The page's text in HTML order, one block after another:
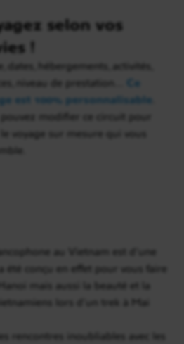
selon vos
!
dates, hébergements, activités,
niveau de prestation…
Ce
est 100% personnalisable
pouvez modifier ce circuit pour
le voyage sur mesure qui vous
au Vietnam est d’une
été conçu en effet pour vous faire
mais aussi la beauté et la
lors d’un trek à Mai
rencontres inoubliables avec les